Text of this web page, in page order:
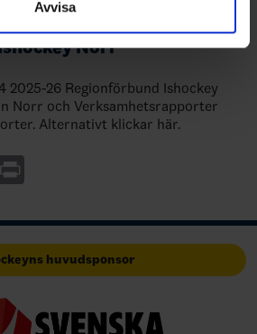
Avvisa
4 - 2025/26
Norr
2025-26 Regionförbund Ishockey
Norr och Verksamhetsrapporter
Alternativt klickar här.
huvudsponsor